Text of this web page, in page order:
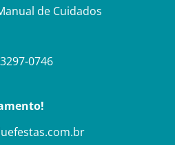
de Cuidados
3297-0746